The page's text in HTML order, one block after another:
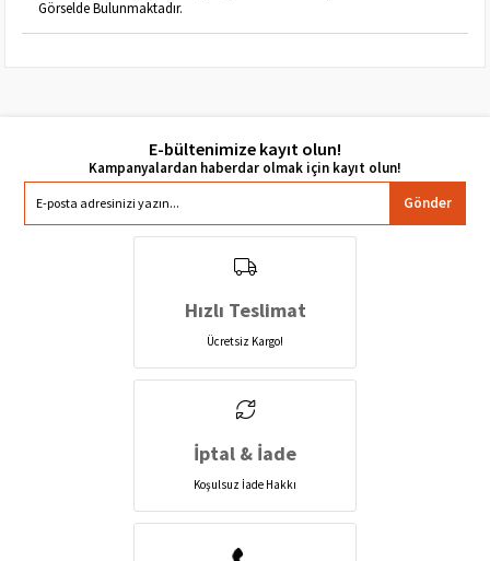
Görselde Bulunmaktadır.
E-bültenimize kayıt olun!
Gönder
Hızlı Teslimat
Ücretsiz Kargo!
İptal & İade
Koşulsuz İade Hakkı